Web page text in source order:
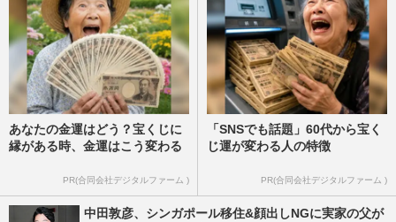
あなたの金運はどう？宝くじに
縁がある時、金運はこう変わる
PR(合同会社デジタルファーム )
「SNSでも話題」60代から宝く
じ運が変わる人の特徴
PR(合同会社デジタルファーム )
中田敦彦、シンガポール移住&顔出しNGに実家の父が